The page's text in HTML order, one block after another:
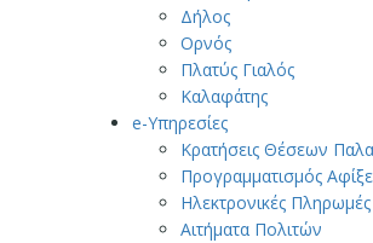
Δήλος
Ορνός
Πλατύς Γιαλός
Καλαφάτης
e-Υπηρεσίες
Κρατήσεις Θέσεων
Προγραμματισμός
Ηλεκτρονικές Πληρωμές
Αιτήματα Πολιτών